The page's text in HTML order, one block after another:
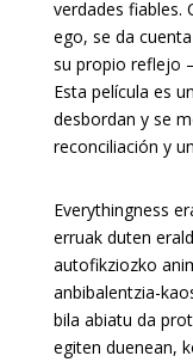
verdades fiables.
ego, se da
su propio reflejo
Esta película es
desbordan y se
reconciliación y
Everythingness
erruak duten
autofikziozko
anbibalentzia-
bila abiatu da
egiten duenean,